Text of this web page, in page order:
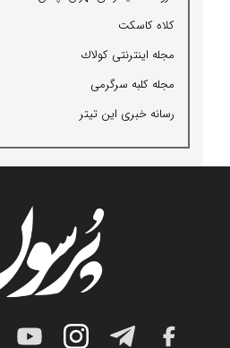
كلاه كاسكت
مجله اینترنتی كولاك
مجله كلبه سرگرمی
رسانه خبری این تیتر